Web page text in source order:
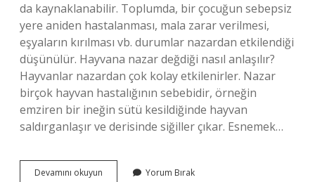
da kaynaklanabilir. Toplumda, bir çocuğun sebepsiz
yere aniden hastalanması, mala zarar verilmesi,
eşyaların kırılması vb. durumlar nazardan etkilendiği
düşünülür. Hayvana nazar değdiği nasıl anlaşılır?
Hayvanlar nazardan çok kolay etkilenirler. Nazar
birçok hayvan hastalığının sebebidir, örneğin
emziren bir ineğin sütü kesildiğinde hayvan
saldırganlaşır ve derisinde siğiller çıkar. Esnemek…
Devamını okuyun Yorum Bırak